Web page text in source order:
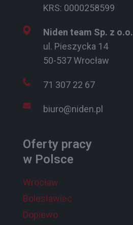
KRS: 0000258599
Niden team Sp. z o.o.
ul. Pieszycka 14
50-537 Wrocław
71 307 22 67
biuro@niden.pl
Oferty pracy
w Polsce
Wrocław
Bolesławiec
Dopiewo